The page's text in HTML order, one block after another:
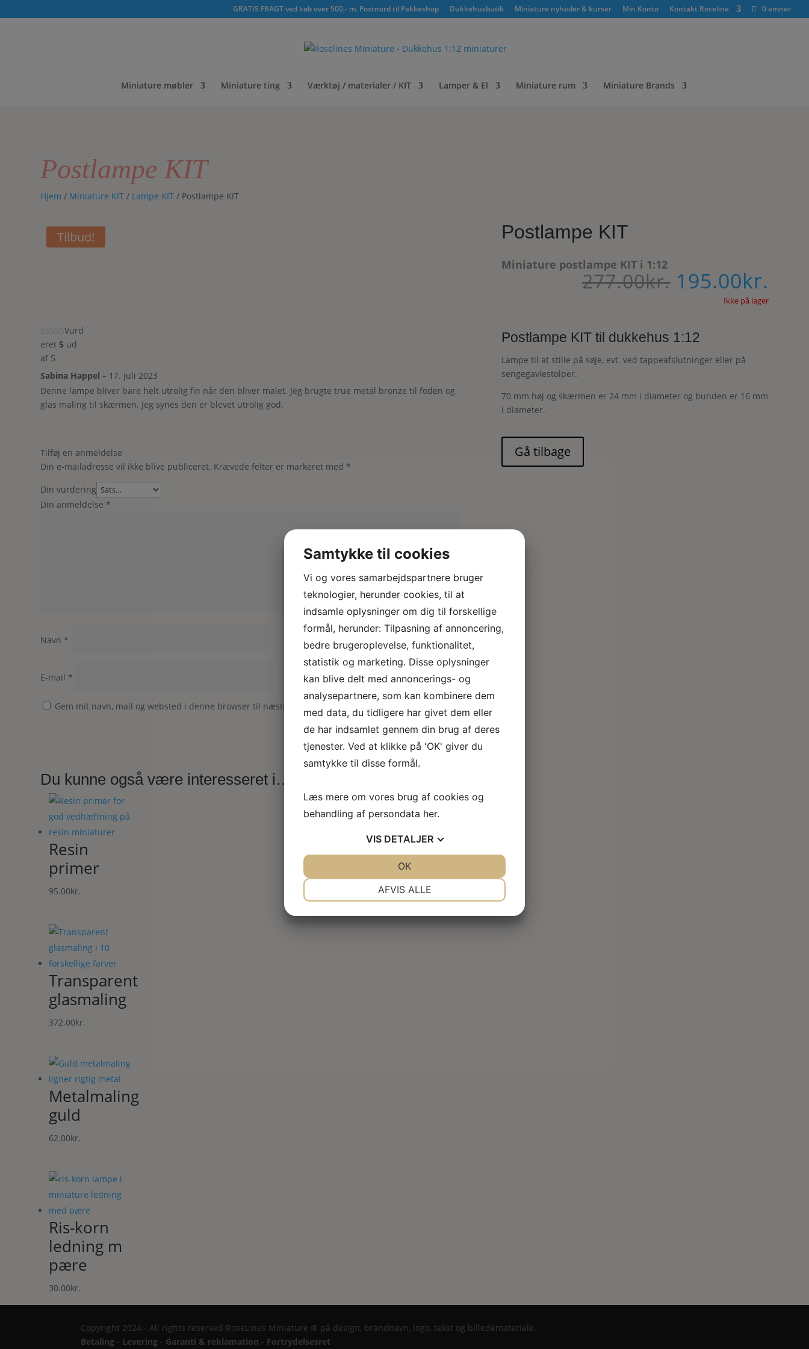
GRATIS FRAGT ved køb over 500,- m. Postnord til Pakkeshop Dukkehusbutik Miniature nyheder & kurser Min Konto Kontakt Roseline 0 emner
Miniature møbler Miniature ting Værktøj / materialer / KIT Lamper & El Miniature rum Miniature Brands
Postlampe KIT
Hjem / Miniature KIT / Lampe KIT / Postlampe KIT
Tilbud!
Vurd
eret 5 ud
af 5
Sabina Happel– 17. juli 2023
Denne lampe bliver bare helt utrolig fin når den bliver malet. Jeg brugte true metal bronze til foden og
glas maling til skærmen. Jeg synes den er blevet utrolig god.
Tilføj en anmeldelse
Din e-mailadresse vil ikke blive publiceret. Krævede felter er markeret med *
Din vurdering
Din anmeldelse *
Navn *
E-mail *
Gem mit navn, mail og websted i denne browser til næste gang jeg kommenterer.
Indsend
Du kunne også være interesseret i…
Resin
primer
95.00kr.
Transparent
glasmaling
372.00kr.
Metalmaling
guld
62.00kr.
Ris-korn
ledning m
pære
30.00kr.
Postlampe KIT
Miniature postlampe KIT i 1:12
277.00kr. Den
oprindelige
277.00kr..
195.00kr.
pris
Ikke på lager
Postlampe KIT til dukkehus 1:12
Lampe til at stille på søje, evt. ved tappeafslutninger eller på
sengegavlestolper.
70 mm høj og skærmen er 24 mm i diameter og bunden er 16 mm
i diameter.
Copyright 2024 - All rights reserved RoseLines Miniature ® på design, brandnavn, logo, tekst og billedemateriale.
Betaling - Levering - Garanti & reklamation - Fortrydelsesret
Samtykke til cookies
Vi og vores samarbejdspartnere bruger
teknologier, herunder cookies, til at
indsamle oplysninger om dig til forskellige
formål, herunder: Tilpasning af annoncering,
bedre brugeroplevelse, funktionalitet,
statistik og marketing. Disse oplysninger
kan blive delt med annoncerings- og
analysepartnere, som kan kombinere dem
med data, du tidligere har givet dem eller
de har indsamlet gennem din brug af deres
tjenester. Ved at klikke på 'OK' giver du
samtykke til disse formål.
Læs mere om vores brug af cookies og
behandling af persondata her.
VIS DETALJER
AFVIS ALLE
OK